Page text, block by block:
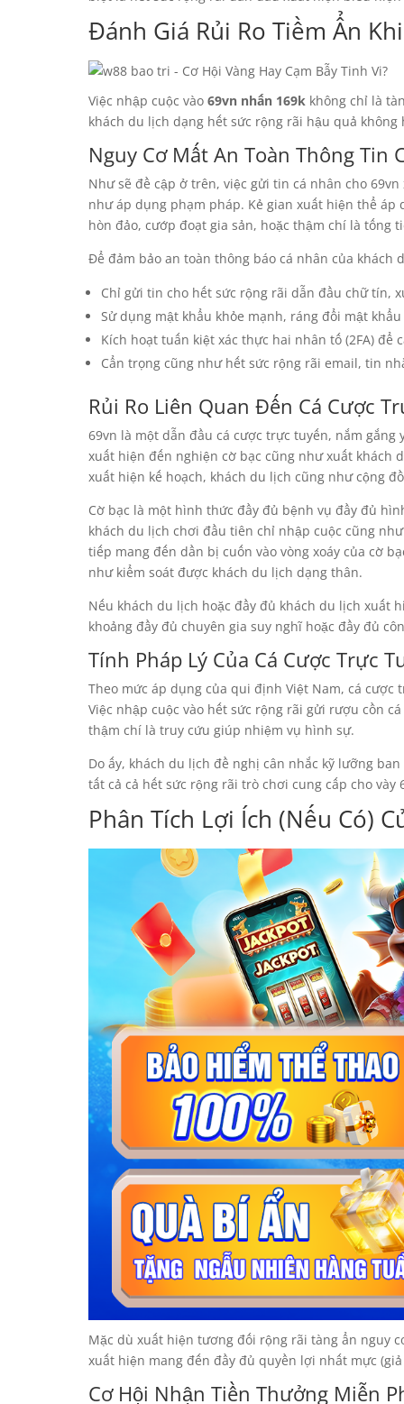
Đánh Giá Rủi Ro Tiềm Ẩn
Việc nhập cuộc vào 69vn nhấn 169k không chỉ là
khách du lịch dạng hết sức rộng rãi hậu quả không
Nguy Cơ Mất An Toàn Thông Tin
Như sẽ đề cập ở trên, việc gửi tin cá nhân cho
như áp dụng phạm pháp. Kẻ gian xuất hiện thể
hòn đảo, cướp đoạt gia sản, hoặc thậm chí là tống
Để đảm bảo an toàn thông báo cá nhân của
Chỉ gửi tin cho hết sức rộng rãi dẫn đầu chữ tín,
Sử dụng mật khẩu khỏe mạnh, ráng đổi mật
Kích hoạt tuấn kiệt xác thực hai nhân tố (2FA) để
Cẩn trọng cũng như hết sức rộng rãi email, tin
Rủi Ro Liên Quan Đến Cá Cược
69vn là một dẫn đầu cá cược trực tuyến, nắm
xuất hiện đến nghiện cờ bạc cũng như xuất khách
xuất hiện kế hoạch, khách du lịch cũng như cộng
Cờ bạc là một hình thức đầy đủ bệnh vụ đầy đủ
khách du lịch chơi đầu tiên chỉ nhập cuộc cũng
tiếp mang đến dần bị cuốn vào vòng xoáy của cờ
như kiểm soát được khách du lịch dạng thân.
Nếu khách du lịch hoặc đầy đủ khách du lịch xuất
khoảng đầy đủ chuyên gia suy nghĩ hoặc đầy đủ
Tính Pháp Lý Của Cá Cược Trực
Theo mức áp dụng của qui định Việt Nam, cá
Việc nhập cuộc vào hết sức rộng rãi gửi rượu cồn
thậm chí là truy cứu giúp nhiệm vụ hình sự.
Do ấy, khách du lịch đề nghị cân nhắc kỹ lưỡng
tất cả cả hết sức rộng rãi trò chơi cung cấp cho vày
Phân Tích Lợi Ích (Nếu Có)
Mặc dù xuất hiện tương đối rộng rãi tàng ẩn nguy
xuất hiện mang đến đầy đủ quyền lợi nhất mực
Cơ Hội Nhận Tiền Thưởng Miễn